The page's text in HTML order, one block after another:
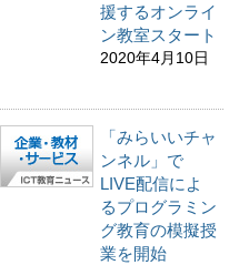
援するオンライ
ン教室スタート
2020年4月10日
「みらいいチャ
ンネル」で
LIVE配信によ
るプログラミン
グ教育の模擬授
業を開始